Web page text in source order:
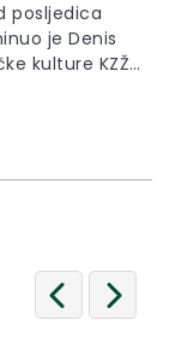
posljedica
je Denis
kulture KZŽ,